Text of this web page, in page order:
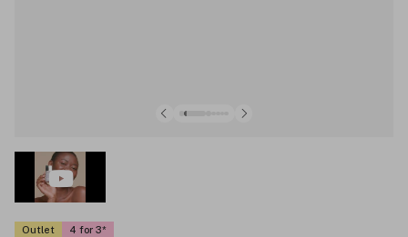
Outlet 4 for 3